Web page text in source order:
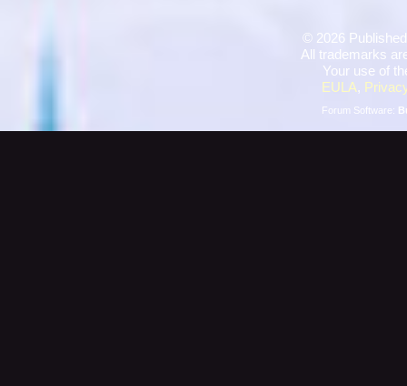
© 2026
All trademarks
Your use of
EULA,
Forum Software: